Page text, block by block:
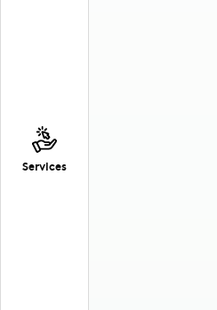
Services